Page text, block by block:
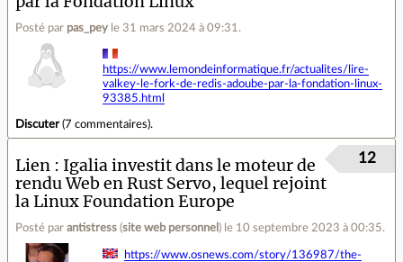
Posté par pas_pey le 31 mars 2024 à 09:31 .
https://www.lemondeinformatique.fr/actualites/lire-
valkey-le-fork-de-redis-adoube-par-la-fondation-linux-
93385.html
Discuter(7 commentaires).
Lien
Igalia investit dans le moteur de
rendu Web en Rust Servo, lequel rejoint
la Linux Foundation Europe
Posté par antistress (site web personnel ) le 10 septembre 2023 à 00:35.
12
https://www.osnews.com/story/136987/the-